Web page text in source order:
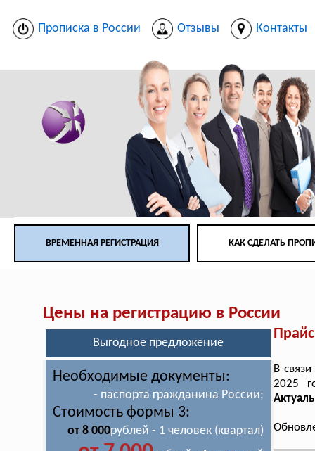
Прописка в России Отзывы Контакты
ВРЕМЕННАЯ РЕГИСТРАЦИЯ КАК СДЕЛАТЬ
Цены на регистрацию в России
Выгодное предложение
Необходимые документы:
- паспорта гражданина России;
Стоимость формы 3:
от 8 000рублей - 1 человек (квартал)
В
2025